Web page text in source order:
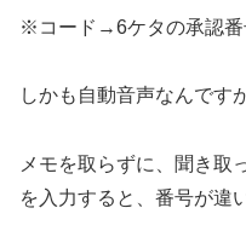
※コード→6ケタの承認番
しかも自動音声なんです
メモを取らずに、聞き取
を入力すると、番号が違